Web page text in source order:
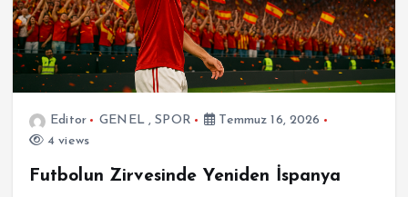
Editor GENEL,SPOR
Temmuz 16, 2026
4 views
Futbolun Zirvesinde Yeniden İspanya